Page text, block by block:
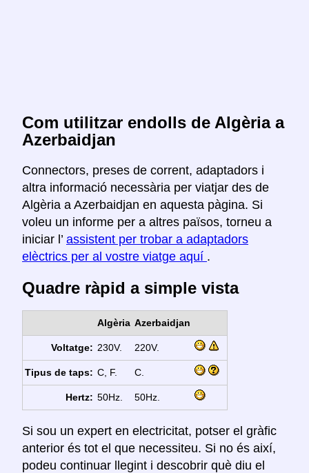
Com utilitzar endolls de Algèria a
Azerbaidjan
Connectors, preses de corrent, adaptadors i
altra informació necessària per viatjar des de
Algèria a Azerbaidjan en aquesta pàgina. Si
voleu un informe per a altres països, torneu a
iniciar l’ assistent per trobar a adaptadors
elèctrics per al vostre viatge aquí .
Quadre ràpid a simple vista
Algèria Azerbaidjan
Voltatge: 230V. 220V.
Tipus de taps: C, F. C.
Hertz: 50Hz. 50Hz.
Si sou un expert en electricitat, potser el gràfic
anterior és tot el que necessiteu. Si no és així,
podeu continuar llegint i descobrir què diu el